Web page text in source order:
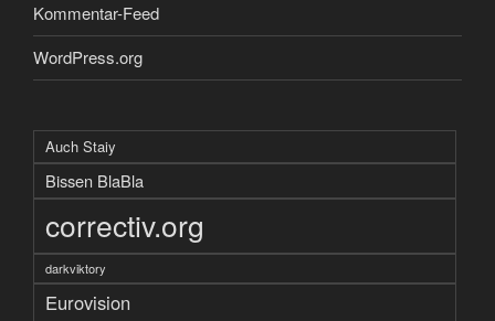
Kommentar-Feed
WordPress.org
Auch Staiy
Bissen BlaBla
correctiv.org
darkviktory
Eurovision